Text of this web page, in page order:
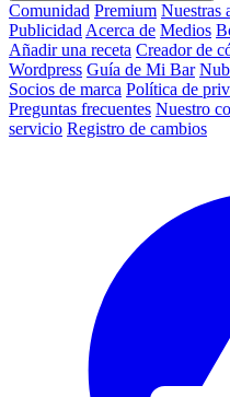
Comunidad Premium Nuestras
Publicidad Acerca de Medios
Añadir una receta Creador de
Wordpress Guía de Mi Bar
Socios de marca Política de
Preguntas frecuentes Nuestro
servicio Registro de cambios